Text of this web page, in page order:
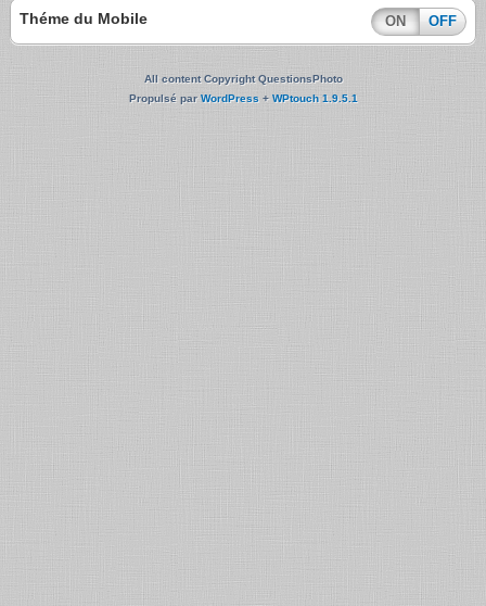
Théme du Mobile ON OFF
All content Copyright QuestionsPhoto
Propulsé parWordPress + WPtouch 1.9.5.1